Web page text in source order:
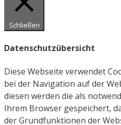
Schließen
Datenschutzübersicht
Diese Webseite verwendet
bei der Navigation auf der
diesen werden die als
Ihrem Browser gespeichert,
der Grundfunktionen der